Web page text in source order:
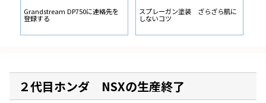
Grandstream DP750に連絡先を
登録する
スプレーガン塗装 ざらざら肌に
しないコツ
２代目ホンダ NSXの生産終了